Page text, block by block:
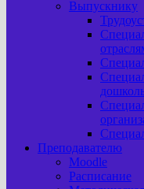
Выпускнику
Преподавателю
Moodle
Расписание